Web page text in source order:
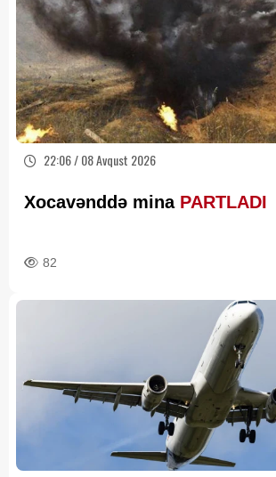
22:06 / 08 Avqust 2026
Xocavənddə mina PARTLADI
82